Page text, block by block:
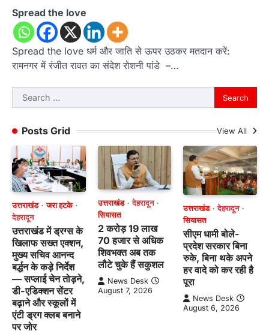
Spread the love
Spread the love धर्म और जाति से ऊपर उठकर मतदान करें:
रामनगर में रंजीत रावत का संदेश रोशनी पांडे –…
Search
for:
Posts Grid
View All
उत्तराखंड
जरा हटके
देहरादून
उत्तराखंड में ड्रग्स के
खिलाफ सख्त एक्शन,
मुख्य सचिव आनन्द
बर्द्धन के कड़े निर्देश
— सप्लाई चेन तोड़ने,
डी-एडिक्शन सेंटर
बढ़ाने और स्कूलों में
एंटी ड्रग क्लब बनाने
पर जोर
उत्तराखंड
देहरादून
सियासत
2 करोड़ 19 लाख
70 हजार से अधिक
शिवभक्त अब तक
लौटे चुके हैं सकुशल
News Desk
August 7, 2026
उत्तराखंड
देहरादून
सियासत
सीएम धामी बोले-
प्रदेश सरकार बिना
रुके, बिना थके अपने
हर वादे को कर रही है
पूरा
News Desk
August 6, 2026